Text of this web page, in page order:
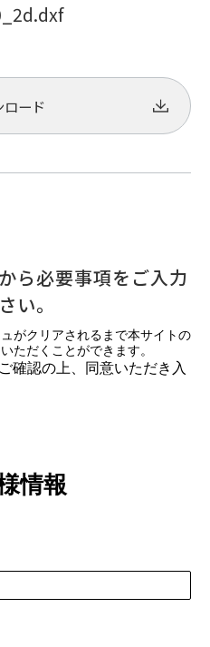
ロード
ら必要事項をご入力
い。
がクリアされるまで本サイトの
ただくことができます。
確認の上、同意いただき入
情報